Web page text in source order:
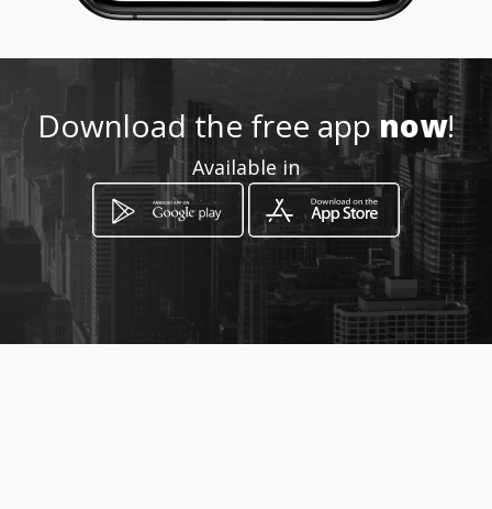
Location -
How to get
110 ถนนอินทวโรรส ซอย 2 ตำบลสุเทพ
อำเภอเมืองเชียงใหม่ เชียงใหม่ 50200
Chiang Mai, Chiang Mai
Download the free appnow!
Available in